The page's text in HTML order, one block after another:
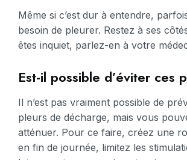
Même si c’est dur à entendre,
besoin de pleurer. Restez à ses
êtes inquiet, parlez-en à votre
Est-il possible d’éviter ces
Il n’est pas vraiment possible de
pleurs de décharge, mais vous
atténuer. Pour ce faire, créez une
en fin de journée, limitez les